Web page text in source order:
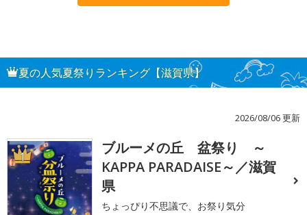
夏の人気夏祭りランキング【滋賀県】
2026/08/06 更新
1
ブルーメの丘 盆祭り ～
KAPPA PARADAISE～／滋賀
県
ちょっぴり不思議で、お祭り気分